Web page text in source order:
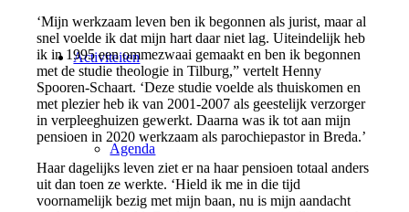
Activiteiten
Agenda
‘Mijn werkzaam leven ben ik begonnen als jurist, maar al
snel voelde ik dat mijn hart daar niet lag. Uiteindelijk heb
ik in 1995 een ommezwaai gemaakt en ben ik begonnen
met de studie theologie in Tilburg,” vertelt Henny
Spooren-Schaart. ‘Deze studie voelde als thuiskomen en
met plezier heb ik van 2001-2007 als geestelijk verzorger
in verpleeghuizen gewerkt. Daarna was ik tot aan mijn
pensioen in 2020 werkzaam als parochiepastor in Breda.’
Haar dagelijks leven ziet er na haar pensioen totaal anders
uit dan toen ze werkte. ‘Hield ik me in die tijd
voornamelijk bezig met mijn baan, nu is mijn aandacht